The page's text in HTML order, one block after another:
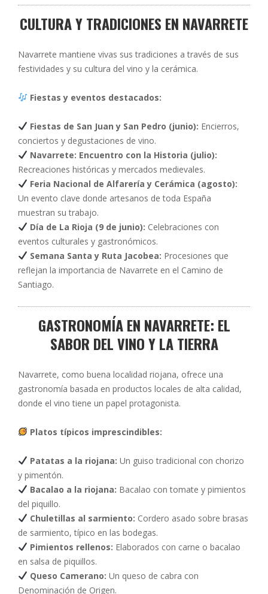
CULTURA Y TRADICIONES EN NAVARRETE
Navarrete mantiene vivas sus tradiciones a través de sus
festividades y su cultura del vino y la cerámica.
Fiestas y eventos destacados:
Fiestas de San Juan y San Pedro (junio): Encierros,
conciertos y degustaciones de vino.
Navarrete: Encuentro con la Historia (julio):
Recreaciones históricas y mercados medievales.
Feria Nacional de Alfarería y Cerámica (agosto):
Un evento clave donde artesanos de toda España
muestran su trabajo.
Día de La Rioja (9 de junio): Celebraciones con
eventos culturales y gastronómicos.
Semana Santa y Ruta Jacobea: Procesiones que
reflejan la importancia de Navarrete en el Camino de
Santiago.
GASTRONOMÍA EN NAVARRETE: EL
SABOR DEL VINO Y LA TIERRA
Navarrete, como buena localidad riojana, ofrece una
gastronomía basada en productos locales de alta calidad,
donde el vino tiene un papel protagonista.
Platos típicos imprescindibles:
Patatas a la riojana: Un guiso tradicional con chorizo
y pimentón.
Bacalao a la riojana: Bacalao con tomate y pimientos
del piquillo.
Chuletillas al sarmiento: Cordero asado sobre brasas
de sarmiento, típico en las bodegas.
Pimientos rellenos: Elaborados con carne o bacalao
en salsa de piquillos.
Queso Camerano: Un queso de cabra con
Denominación de Origen.